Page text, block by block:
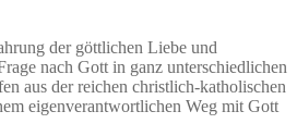
der göttlichen Liebe und
nach Gott in ganz unterschiedlichen
aus der reichen christlich-katholischen
eigenverantwortlichen Weg mit Gott